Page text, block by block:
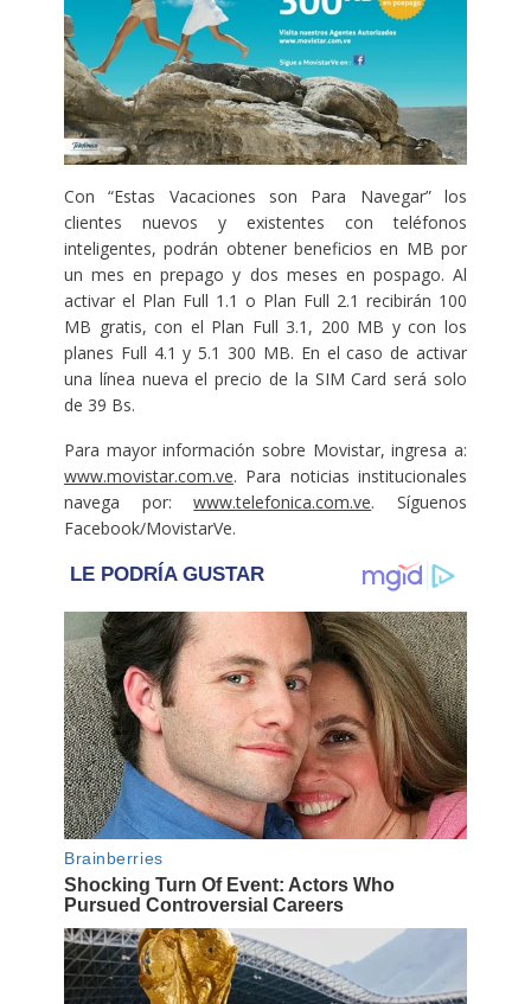
Con “Estas Vacaciones son Para Navegar” los
clientes nuevos y existentes con teléfonos
inteligentes, podrán obtener beneficios en MB por
un mes en prepago y dos meses en pospago. Al
activar el Plan Full 1.1 o Plan Full 2.1 recibirán 100
MB gratis, con el Plan Full 3.1, 200 MB y con los
planes Full 4.1 y 5.1 300 MB. En el caso de activar
una línea nueva el precio de la SIM Card será solo
de 39 Bs.
Para mayor información sobre Movistar, ingresa a:
www.movistar.com.ve. Para noticias institucionales
navega por:www.telefonica.com.ve. Síguenos
Facebook/MovistarVe.